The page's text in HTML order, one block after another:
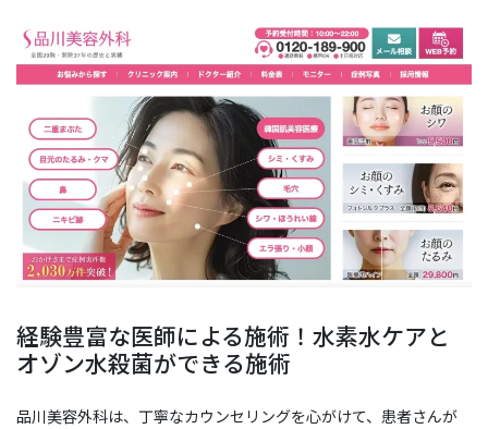
経験豊富な医師による施術！水素水ケアと
オゾン水殺菌ができる施術
品川美容外科は、丁寧なカウンセリングを心がけて、患者さんが